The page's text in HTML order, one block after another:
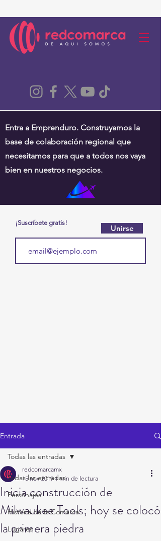
Entra a Emprenduro. Construyamos la
base de colaboración regional que
necesitamos para que a todos nos vaya
bien en nuestros negocios.
¡Suscríbete gratis!
Unirse
Entrada
Todas las entradas
Personajes
Historia de la Comarca
Lugares
Todas las entradas
Inicia construcción de
Milwaukee Tools; hoy se colocó
la primera piedra
redcomarcamx
15 nov 2019 1 min de lectura